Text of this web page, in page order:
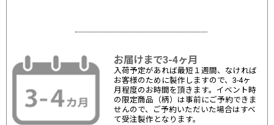
お届けまで3-4ヶ月
入荷予定があれば最短１週間、なければ
お客様のために製作しますので、3-4ヶ
月程度のお時間を頂きます。イベント時
の限定商品（柄）は事前にご予約できま
せんので、ご予約いただいた場合はすべ
て受注製作となります。